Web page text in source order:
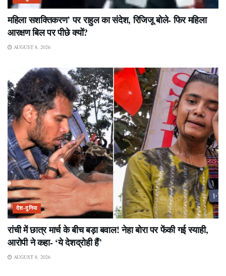
महिला सशक्तिकरण’ पर राहुल का संदेश, रिजिजू बोले- फिर महिला
आरक्षण बिल पर पीछे क्यों?
AUGUST 8, 2026
देश-दुनिया
रांची में छात्र मार्च के बीच बड़ा बवाल! नेहा बोरा पर फेंकी गई स्याही,
आरोपी ने कहा- ‘ये देशद्रोही हैं’
AUGUST 8, 2026